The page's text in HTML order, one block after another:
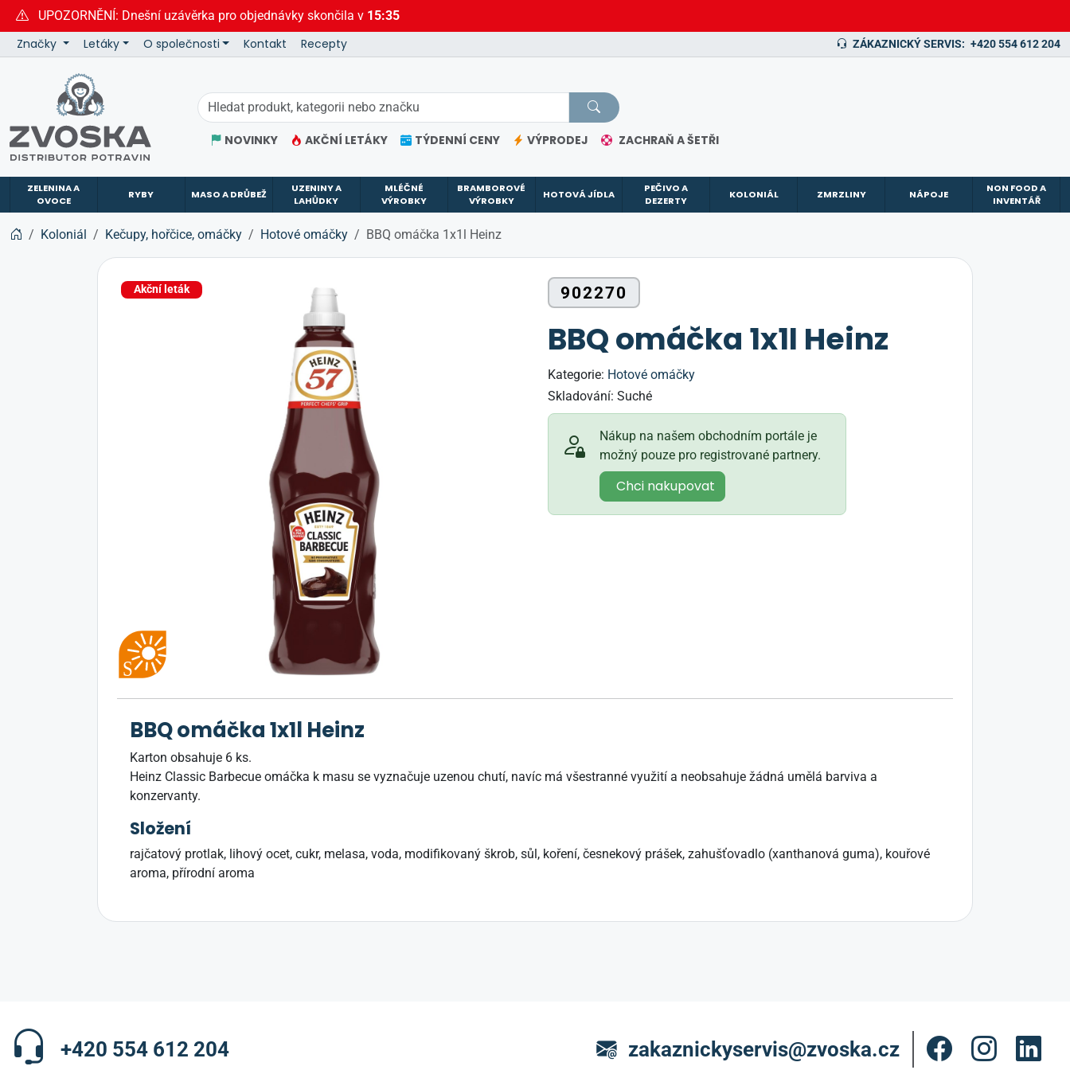
UPOZORNĚNÍ: Dnešní uzávěrka pro objednávky skončila v 15:35
Značky Letáky O společnosti Kontakt Recepty ZÁKAZNICKÝ SERVIS: +420 554 612 204
NOVINKY AKČNÍ LETÁKY TÝDENNÍ CENY VÝPRODEJ ZACHRAŇ A ŠETŘI
ZELENINA A
OVOCE
RYBY MASO A DRŮBEŽ
UZENINY A
LAHŮDKY
MLÉČNÉ
VÝROBKY
BRAMBOROVÉ
VÝROBKY
HOTOVÁ JÍDLA
PEČIVO A
DEZERTY
KOLONIÁL ZMRZLINY NÁPOJE
NON FOOD A
INVENTÁŘ
Koloniál Kečupy, hořčice, omáčky Hotové omáčky BBQ omáčka 1x1l Heinz
902270
BBQ omáčka 1x1l Heinz
Kategorie: Hotové omáčky
Skladování: Suché
Nákup na našem obchodním portále je
možný pouze pro registrované partnery.
Chci nakupovat
Akční leták
BBQ omáčka 1x1l Heinz
Karton obsahuje 6 ks.
Heinz Classic Barbecue omáčka k masu se vyznačuje uzenou chutí, navíc má všestranné využití a neobsahuje žádná umělá barviva a
konzervanty.
Složení
rajčatový protlak, lihový ocet, cukr, melasa, voda, modifikovaný škrob, sůl, koření, česnekový prášek, zahušťovadlo (xanthanová guma), kouřové
aroma, přírodní aroma
+420 554 612 204 zakaznickyservis@zvoska.cz